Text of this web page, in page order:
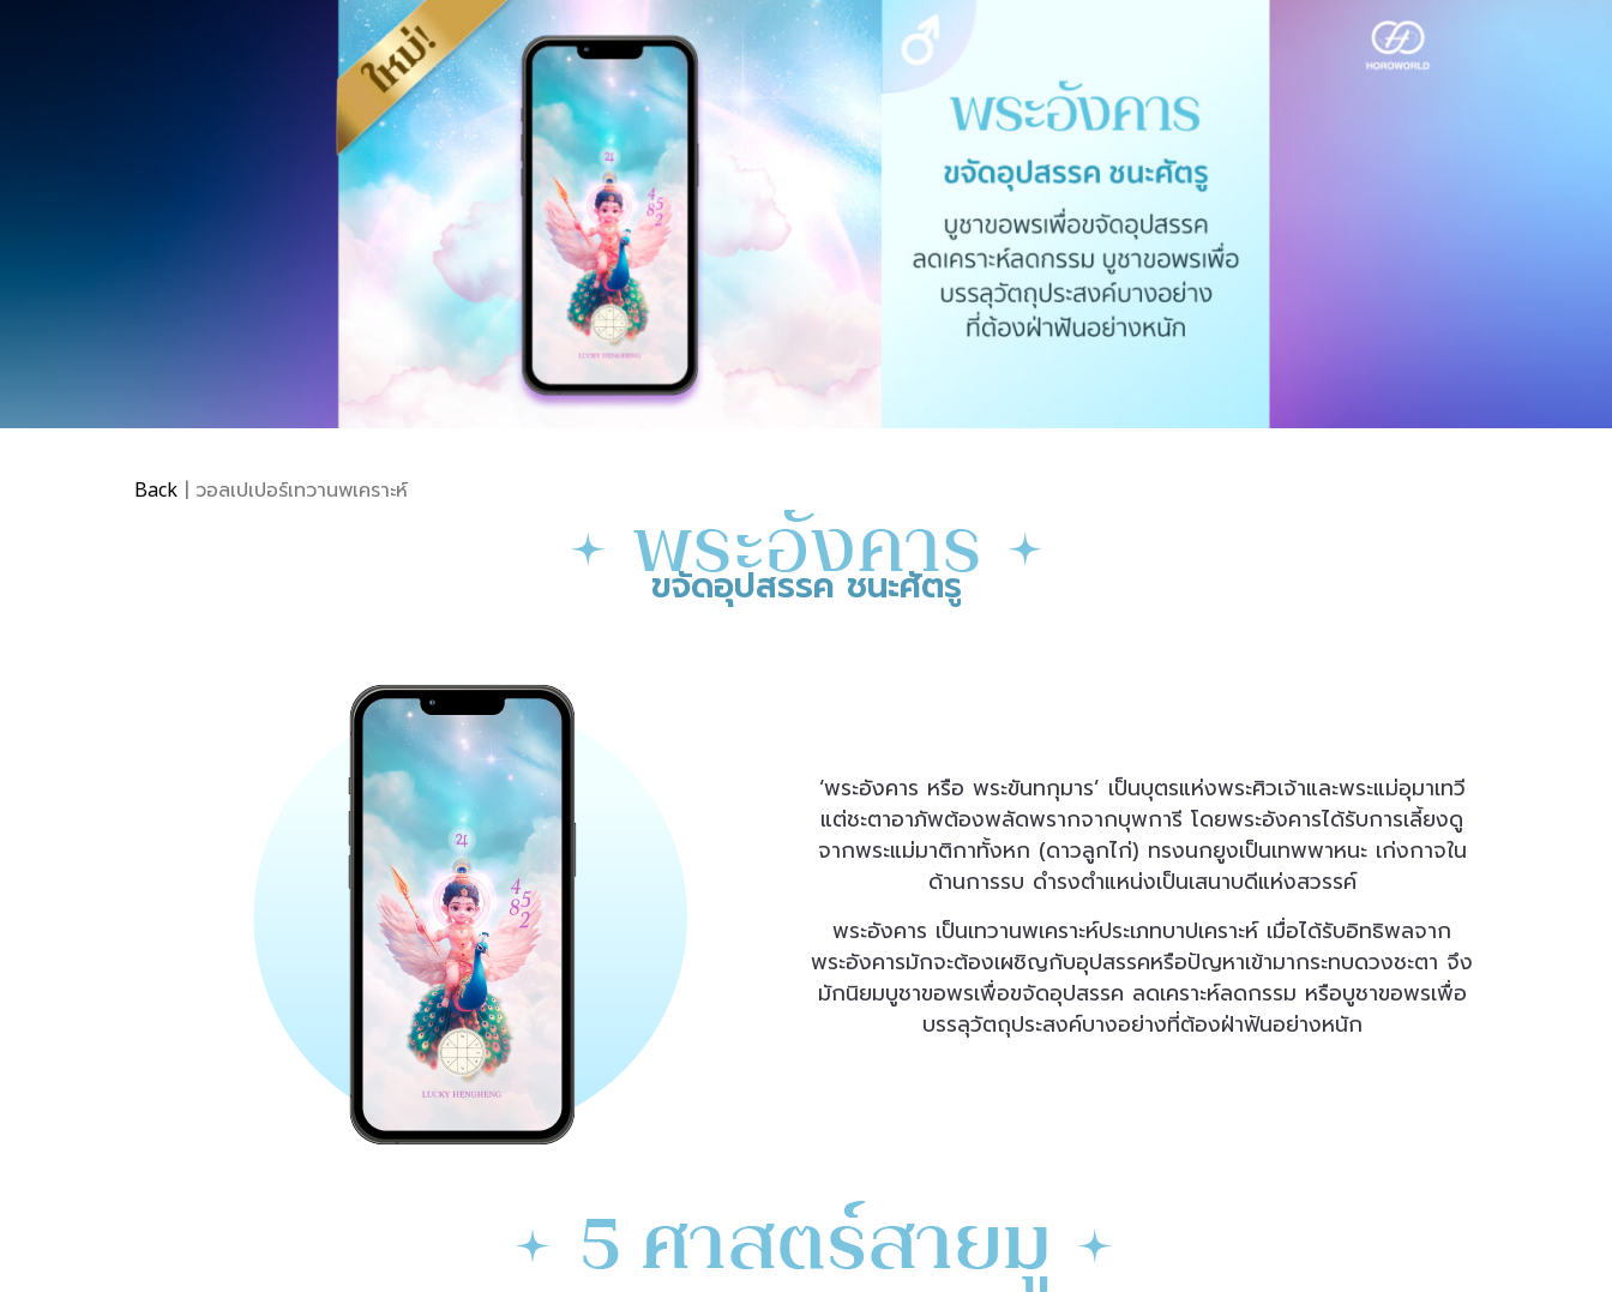
Back | วอลเปเปอร์เทวานพเคราะห์
ขจัดอุปสรรค ชนะศัตรู
‘พระอังคาร หรือ พระขันทกุมาร’ เป็นบุตรแห่งพระศิวเจ้าและพระแม่อุมาเทวี
แต่ชะตาอาภัพต้องพลัดพรากจากบุพการี โดยพระอังคารได้รับการเลี้ยงดู
จากพระแม่มาติกาทั้งหก (ดาวลูกไก่) ทรงนกยูงเป็นเทพพาหนะ เก่งกาจใน
ด้านการรบ ดำรงตำแหน่งเป็นเสนาบดีแห่งสวรรค์
พระอังคาร เป็นเทวานพเคราะห์ประเภทบาปเคราะห์ เมื่อได้รับอิทธิพลจาก
พระอังคารมักจะต้องเผชิญกับอุปสรรคหรือปัญหาเข้ามากระทบดวงชะตา จึง
มักนิยมบูชาขอพรเพื่อขจัดอุปสรรค ลดเคราะห์ลดกรรม หรือบูชาขอพรเพื่อ
บรรลุวัตถุประสงค์บางอย่างที่ต้องฝ่าฟันอย่างหนัก